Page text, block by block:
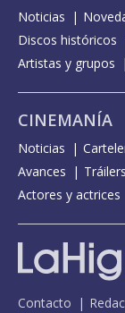
Noticias
Discos históricos
Artistas y grupos
CINEMANÍA
Noticias
Avances
Tráilers
Actores y actrices
Contacto